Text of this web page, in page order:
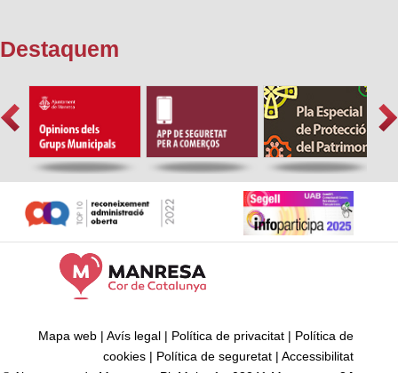
Destaquem
Mapa web | Avís legal | Política de privacitat | Política de
cookies | Política de seguretat | Accessibilitat